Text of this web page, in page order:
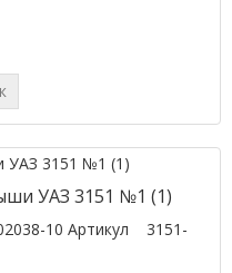
УАЗ 3151 №1 (1)
10 Артикул 3151-